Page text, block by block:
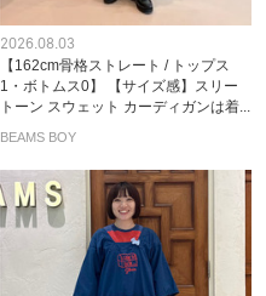
2026.08.03
【162cm骨格ストレート / トップス
1・ボトムス0】 【サイズ感】スリー
トーン スウェット カーディガンは着...
BEAMS BOY